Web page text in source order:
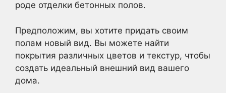
роде отделки бетонных полов.
Предположим, вы хотите придать своим
полам новый вид. Вы можете найти
покрытия различных цветов и текстур, чтобы
создать идеальный внешний вид вашего
дома.